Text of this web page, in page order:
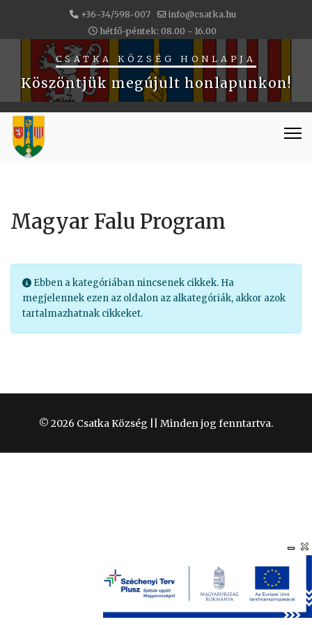
+36-34/598-007
info@csatka.hu
hétfő-péntek: 08.00 - 16.00
CSATKA KÖZSÉG HONLAPJA
Köszöntjük megújult honlapunkon!
Magyar Falu Program
Információ
Ebben a kategóriában nincsenek cikkek. Ha
megjelennek ezen az oldalon az alkategóriák, akkor azok
tartalmazhatnak cikkeket.
© 2026 Csatka Község || Minden jog fenntartva.